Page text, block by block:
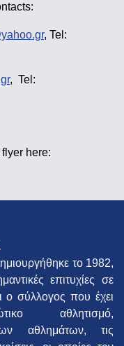
, Tel:
, Tel:
here:
το 1982,
επιτυχίες σε
ο σύλλογος που έχει
αθλητισμό,
αθλημάτων, τις